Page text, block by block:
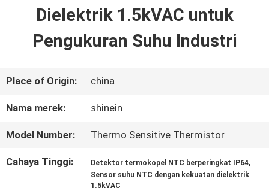
TENTANG
KAMI
KONTROL
Dielektrik 1.5kVAC untuk
Pengukuran Suhu Industri
Place of Origin: china
Nama merek: shinein
Model Number: Thermo Sensitive Thermistor
Cahaya Tinggi: Detektor termokopel NTC berperingkat IP64,
Sensor suhu NTC dengan kekuatan dielektrik
1.5kVAC